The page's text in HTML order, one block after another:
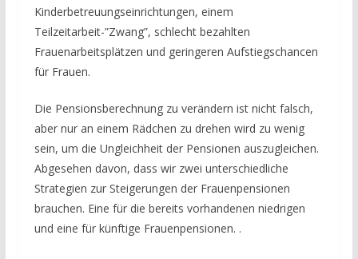
Kinderbetreuungseinrichtungen, einem
Teilzeitarbeit-”Zwang”, schlecht bezahlten
Frauenarbeitsplätzen und geringeren Aufstiegschancen
für Frauen.
Die Pensionsberechnung zu verändern ist nicht falsch,
aber nur an einem Rädchen zu drehen wird zu wenig
sein, um die Ungleichheit der Pensionen auszugleichen.
Abgesehen davon, dass wir zwei unterschiedliche
Strategien zur Steigerungen der Frauenpensionen
brauchen. Eine für die bereits vorhandenen niedrigen
und eine für künftige Frauenpensionen. .